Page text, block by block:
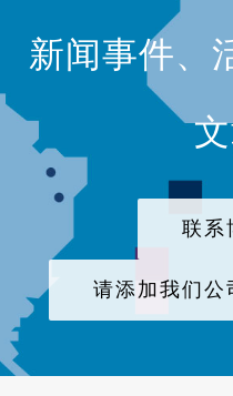
新闻事件、
联系
请添加我们公